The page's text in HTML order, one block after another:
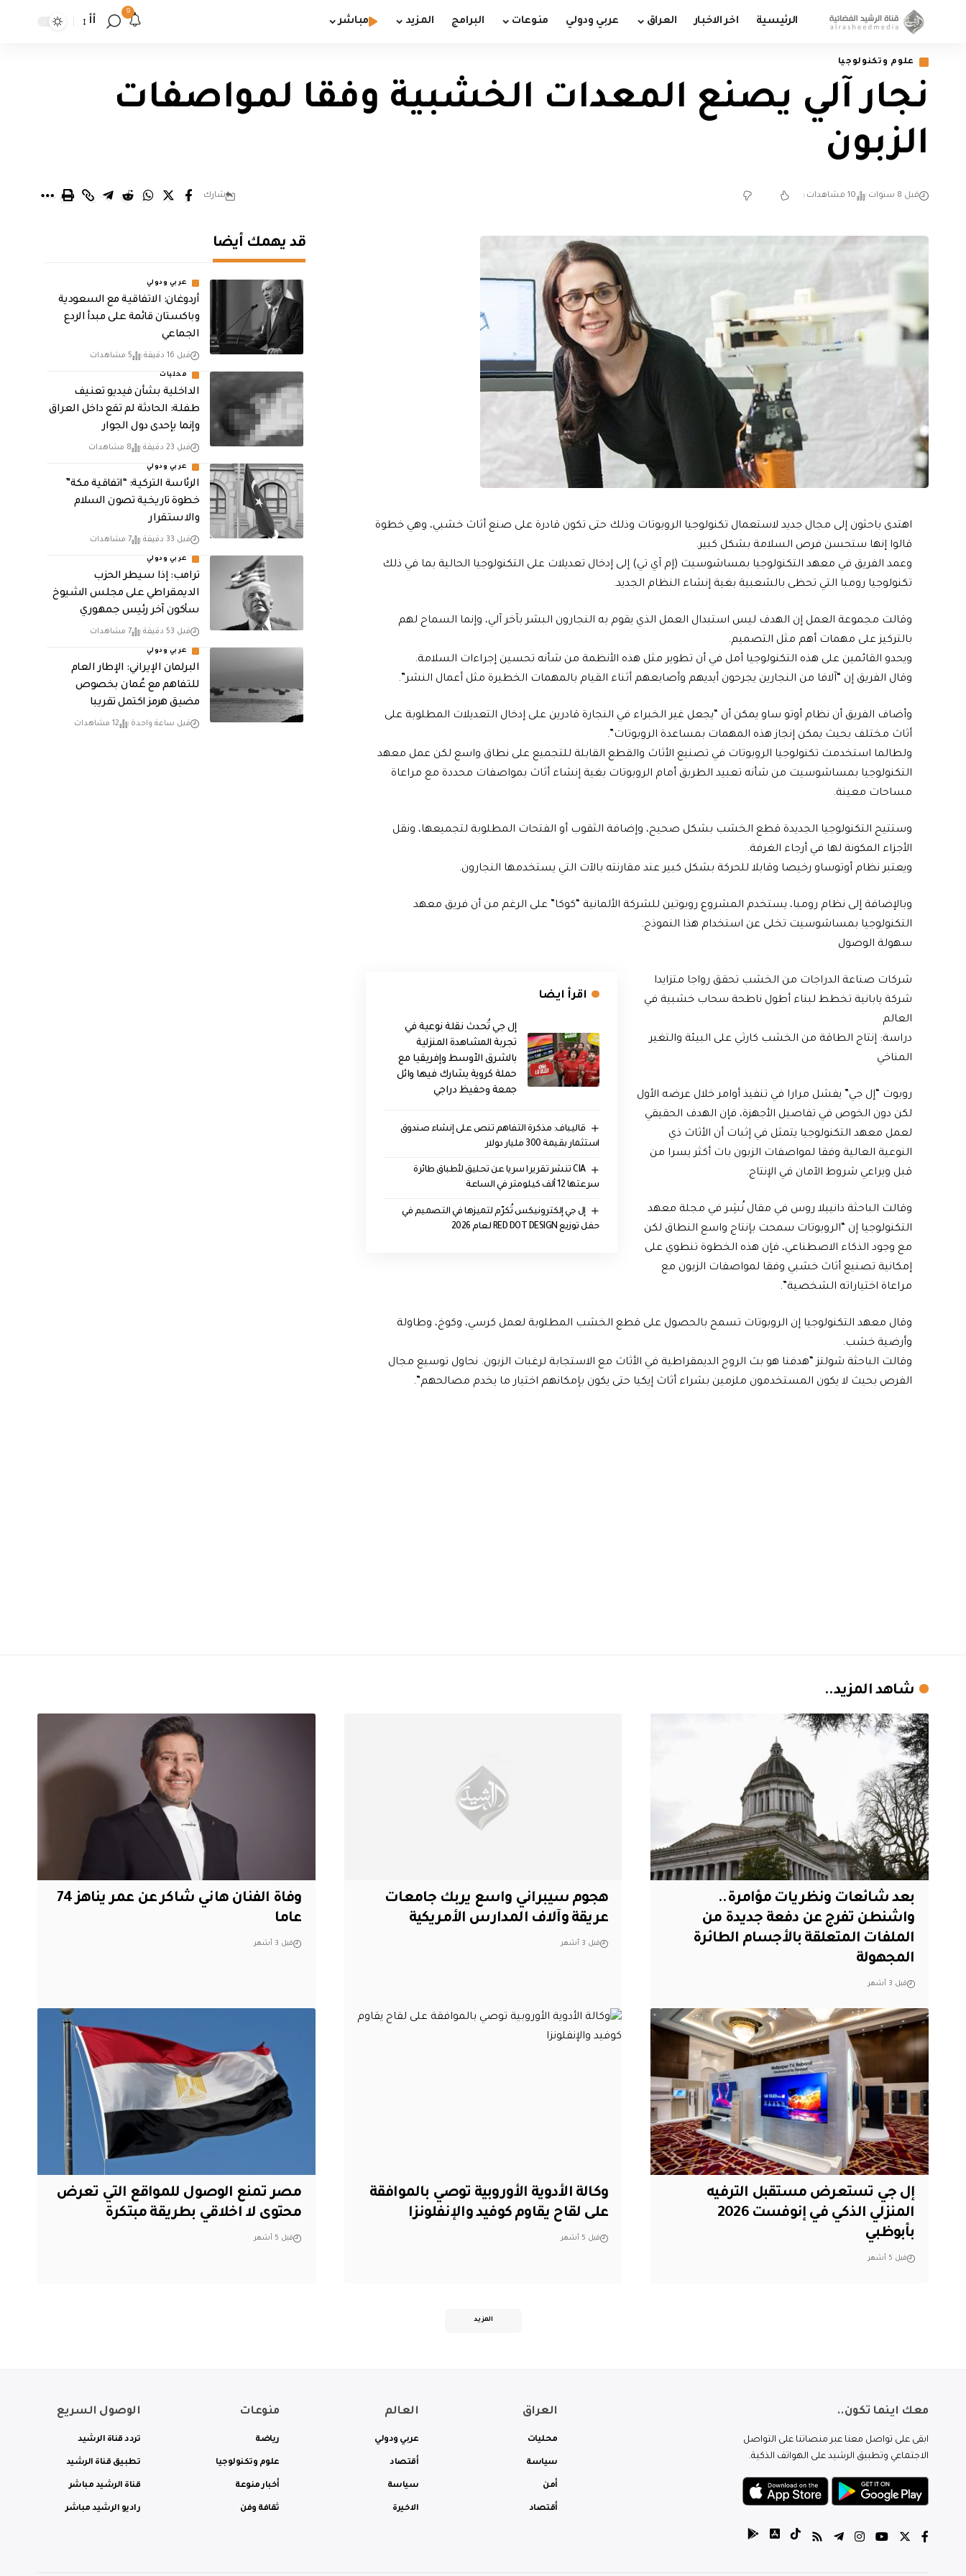
الرئيسية اخر الاخبار العراق عربي ودولي منوعات البرامج المزيد مباشر
9
أأ
علوم وتكنولوجيا
نجار آلي يصنع المعدات الخشبية وفقا لمواصفات
الزبون
قبل 8 سنوات 10 مشاهدات شارك
اهتدى باحثون إلى مجال جديد لاستعمال تكنولوجيا الروبوتات وذلك حتى تكون قادرة على صنع أثاث خشبي، وهي خطوة
قالوا إنها ستحسن فرص السلامة بشكل كبير.
وعمد الفريق في معهد التكنولوجيا بمساشوسيت (إم آي تي) إلى إدخال تعديلات على التكنولوجيا الحالية بما في ذلك
تكنولوجيا رومبا التي تحظى بالشعبية بغية إنشاء النظام الجديد.
وقالت مجموعة العمل إن الهدف ليس استبدال العمل الذي يقوم به النجارون البشر بآخر آلي، وإنما السماح لهم
بالتركيز على مهمات أهم مثل التصميم.
ويحدو القائمين على هذه التكنولوجيا أمل في أن تطوير مثل هذه الأنظمة من شأنه تحسين إجراءات السلامة.
وقال الفريق إن “آلافا من النجارين يجرحون أيديهم وأصابعهم أثناء القيام بالمهمات الخطيرة مثل أعمال النشر”.
وأضاف الفريق أن نظام أوتو ساو يمكن أن “يجعل غير الخبراء في النجارة قادرين على إدخال التعديلات المطلوبة على
أثاث مختلف بحيث يمكن إنجاز هذه المهمات بمساعدة الروبوتات”.
ولطالما استخدمت تكنولوجيا الروبوتات في تصنيع الأثاث والقطع القابلة للتجميع على نطاق واسع لكن عمل معهد
التكنولوجيا بمساشوسيت من شأنه تعبيد الطريق أمام الروبوتات بغية إنشاء أثاث بمواصفات محددة مع مراعاة
مساحات معينة.
وستتيح التكنولوجيا الجديدة قطع الخشب بشكل صحيح، وإضافة الثقوب أو الفتحات المطلوبة لتجميعها، ونقل
الأجزاء المكونة لها في أرجاء الغرفة.
ويعتبر نظام أوتوساو رخيصا وقابلا للحركة بشكل كبير عند مقارنته بالآت التي يستخدمها النجارون.
وبالإضافة إلى نظام رومبا، يستخدم المشروع روبوتين للشركة الألمانية “كوكا” على الرغم من أن فريق معهد
التكنولوجيا بمساشوسيت تخلى عن استخدام هذا النموذج.
سهولة الوصول
اقرأ ايضا
إل جي تُحدث نقلة نوعية في
تجربة المشاهدة المنزلية
بالشرق الأوسط وإفريقيا مع
حملة كروية يشارك فيها وائل
جمعة وحفيظ دراجي
قاليباف: مذكرة التفاهم تنص على إنشاء صندوق
استثمار بقيمة 300 مليار دولار
CIA تنشر تقريرا سريا عن تحليق لأطباق طائرة
سرعتها 12 ألف كيلومتر في الساعة
إل جي إلكترونيكس تُكرّم لتميزها في التصميم في
حفل توزيع RED DOT DESIGN لعام 2026
شركات صناعة الدراجات من الخشب تحقق رواجا متزايدا
شركة يابانية تخطط لبناء أطول ناطحة سحاب خشبية في
العالم
دراسة: إنتاج الطاقة من الخشب كارثي على البيئة والتغير
المناخي
روبوت “إل جي” يفشل مرارا في تنفيذ أوامر خلال عرضه الأول
لكن دون الخوص في تفاصيل الأجهزة، فإن الهدف الحقيقي
لعمل معهد التكنولوجيا يتمثل في إثبات أن الأثاث ذي
النوعية العالية وفقا لمواصفات الزبون بات أكثر يسرا من
قبل ويراعي شروط الآمان في الإنتاج.
وقالت الباحثة دانييلا روس في مقال نُشِر في مجلة معهد
التكنولوجيا إن “الروبوتات سمحت بإنتاج واسع النطاق لكن
مع وجود الذكاء الاصطناعي، فإن هذه الخطوة تنطوي على
إمكانية تصنيع أثاث خشبي وفقا لمواصفات الزبون مع
مراعاة اختياراته الشخصية”.
وقال معهد التكنولوجيا إن الروبوتات تسمح بالحصول على قطع الخشب المطلوبة لعمل كرسي، وكوخ، وطاولة
وأرضية خشب.
وقالت الباحثة شولتز “هدفنا هو بث الروح الديمقراطية في الأثاث مع الاستجابة لرغبات الزبون. نحاول توسيع مجال
الفرص بحيث لا يكون المستخدمون ملزمين بشراء أثاث إيكيا حتى يكون بإمكانهم اختيار ما يخدم مصالحهم”.
قد يهمك أيضا
عربي ودولي
أردوغان: الاتفاقية مع السعودية
وباكستان قائمة على مبدأ الردع
الجماعي
قبل 16 دقيقة 5 مشاهدات
محليات
الداخلية بشأن فيديو تعنيف
طفلة: الحادثة لم تقع داخل العراق
وإنما بإحدى دول الجوار
قبل 23 دقيقة 8 مشاهدات
عربي ودولي
الرئاسة التركية: “اتفاقية مكة”
خطوة تاريخية تصون السلام
والاستقرار
قبل 33 دقيقة 7 مشاهدات
عربي ودولي
ترامب: إذا سيطر الحزب
الديمقراطي على مجلس الشيوخ
سأكون آخر رئيس جمهوري
قبل 53 دقيقة 7 مشاهدات
عربي ودولي
البرلمان الإيراني: الإطار العام
للتفاهم مع عُمان بخصوص
مضيق هرمز اكتمل تقريبا
قبل ساعة واحدة 12 مشاهدات
شاهد المزيد..
بعد شائعات ونظريات مؤامرة..
واشنطن تفرج عن دفعة جديدة من
الملفات المتعلقة بالأجسام الطائرة
المجهولة
قبل 3 أشهر
هجوم سيبراني واسع يربك جامعات
عريقة وآلاف المدارس الأمريكية
قبل 3 أشهر
وفاة الفنان هاني شاكر عن عمر يناهز 74
عاما
قبل 3 أشهر
إل جي تستعرض مستقبل الترفيه
المنزلي الذكي في إنوفست 2026
بأبوظبي
قبل 5 أشهر
وكالة الأدوية الأوروبية توصي بالموافقة
على لقاح يقاوم كوفيد والإنفلونزا
قبل 5 أشهر
مصر تمنع الوصول للمواقع التي تعرض
محتوى لا اخلاقي بطريقة مبتكرة
قبل 5 أشهر
المزيد
معك اينما تكون..
ابقى على تواصل معنا عبر منصاتنا على التواصل
الاجتماعي وتطبيق الرشيد على الهواتف الذكية.
العراق
محليات
سياسة
أمن
أقتصاد
العالم
عربي ودولي
أقتصاد
سياسة
الاخيرة
منوعات
رياضة
علوم وتكنولوجيا
أخبار منوعة
ثقافة وفن
الوصول السريع
تردد قناة الرشيد
تطبيق قناة الرشيد
قناة الرشيد مباشر
راديو الرشيد مباشر